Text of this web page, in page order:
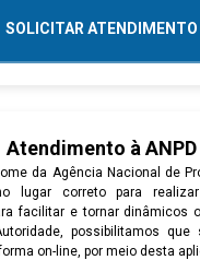
SOLICITAR ATENDIMENTO
Atendimento à ANPD
da Agência Nacional de
lugar correto para
facilitar e tornar dinâmicos
possibilitamos
on-line, por meio desta